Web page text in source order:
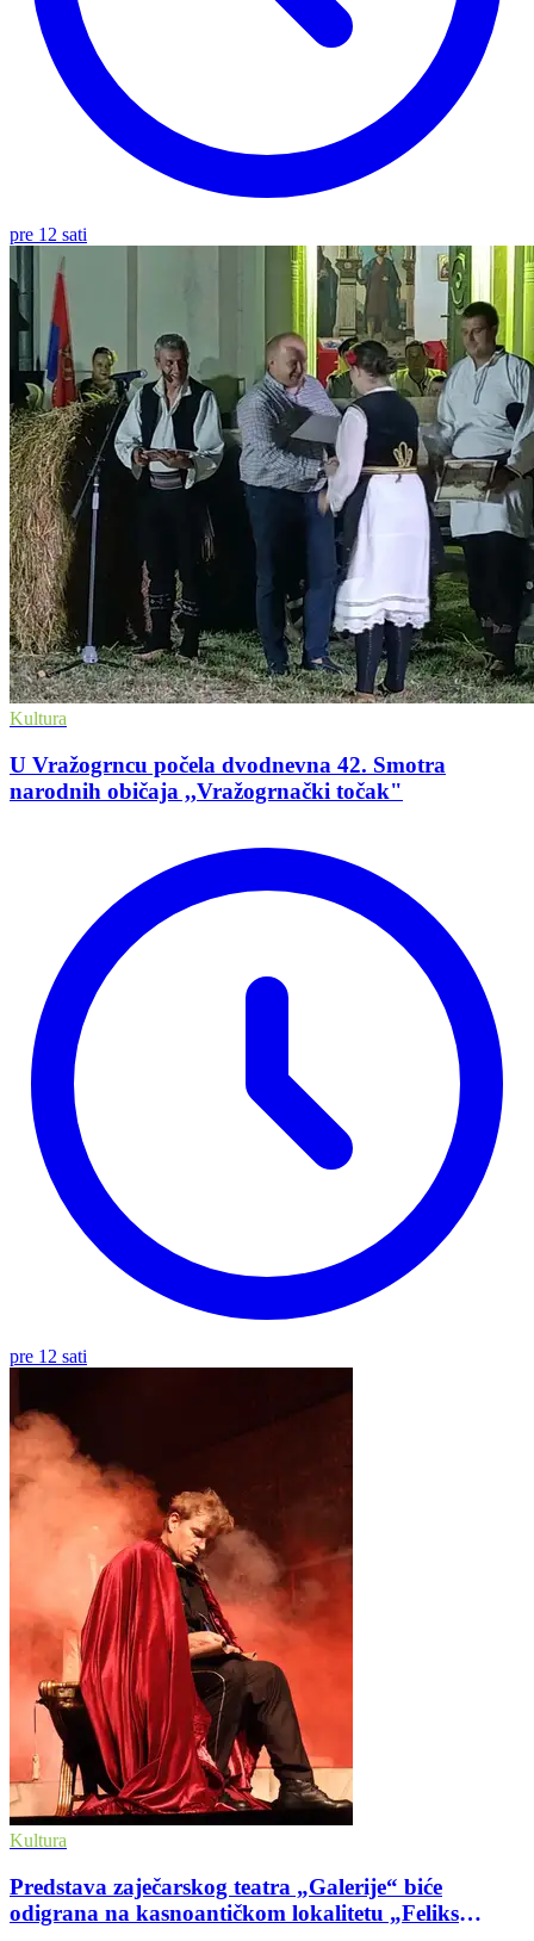
pre 12 sati
Kultura
U Vražogrncu počela dvodnevna 42. Smotra
narodnih običaja ,,Vražogrnački točak"
pre 12 sati
Kultura
Predstava zaječarskog teatra „Galerije“ biće
odigrana na kasnoantičkom lokalitetu „Feliks